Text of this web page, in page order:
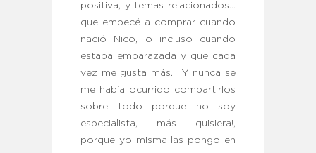
positiva, y temas relacionados…
que empecé a comprar cuando
nació Nico, o incluso cuando
estaba embarazada y que cada
vez me gusta más… Y nunca se
me había ocurrido compartirlos
sobre todo porque no soy
especialista, más quisiera!,
porque yo misma las pongo en